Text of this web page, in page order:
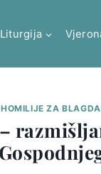
Liturgija
HOMILIJE ZA